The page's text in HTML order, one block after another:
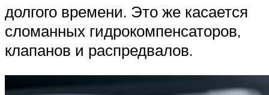
долгого времени. Это же касается
сломанных гидрокомпенсаторов,
клапанов и распредвалов.